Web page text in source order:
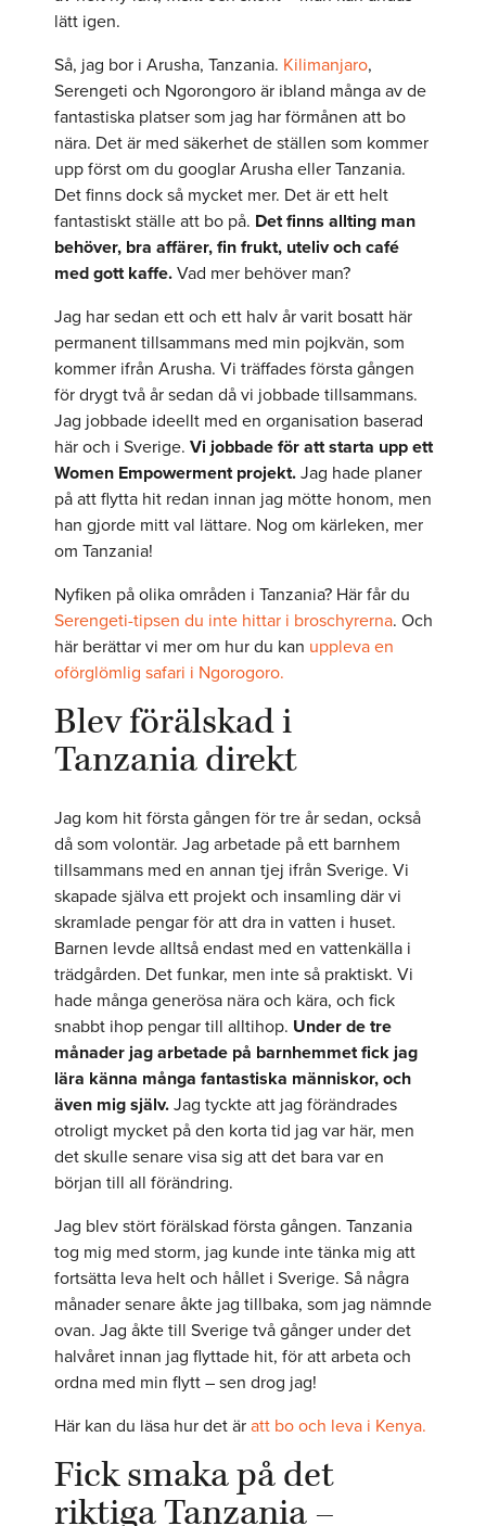
lätt igen.
Så, jag bor i Arusha, Tanzania. Kilimanjaro,
Serengeti och Ngorongoro är ibland många av de
fantastiska platser som jag har förmånen att bo
nära. Det är med säkerhet de ställen som kommer
upp först om du googlar Arusha eller Tanzania.
Det finns dock så mycket mer. Det är ett helt
fantastiskt ställe att bo på. Det finns allting man
behöver, bra affärer, fin frukt, uteliv och café
med gott kaffe.Vad mer behöver man?
Jag har sedan ett och ett halv år varit bosatt här
permanent tillsammans med min pojkvän, som
kommer ifrån Arusha. Vi träffades första gången
för drygt två år sedan då vi jobbade tillsammans.
Jag jobbade ideellt med en organisation baserad
här och i Sverige. Vi jobbade för att starta upp ett
Women Empowerment projekt.Jag hade planer
på att flytta hit redan innan jag mötte honom, men
han gjorde mitt val lättare. Nog om kärleken, mer
om Tanzania!
Nyfiken på olika områden i Tanzania? Här får du
Serengeti-tipsen du inte hittar i broschyrerna. Och
här berättar vi mer om hur du kan uppleva en
oförglömlig safari i Ngorogoro.
Blev förälskad i
Tanzania direkt
Jag kom hit första gången för tre år sedan, också
då som volontär. Jag arbetade på ett barnhem
tillsammans med en annan tjej ifrån Sverige. Vi
skapade själva ett projekt och insamling där vi
skramlade pengar för att dra in vatten i huset.
Barnen levde alltså endast med en vattenkälla i
trädgården. Det funkar, men inte så praktiskt. Vi
hade många generösa nära och kära, och fick
snabbt ihop pengar till alltihop. Under de tre
månader jag arbetade på barnhemmet fick jag
lära känna många fantastiska människor, och
även mig själv.Jag tyckte att jag förändrades
otroligt mycket på den korta tid jag var här, men
det skulle senare visa sig att det bara var en
början till all förändring.
Jag blev stört förälskad första gången. Tanzania
tog mig med storm, jag kunde inte tänka mig att
fortsätta leva helt och hållet i Sverige. Så några
månader senare åkte jag tillbaka, som jag nämnde
ovan. Jag åkte till Sverige två gånger under det
halvåret innan jag flyttade hit, för att arbeta och
ordna med min flytt – sen drog jag!
Här kan du läsa hur det äratt bo och leva i Kenya.
Fick smaka på det
riktiga Tanzania –